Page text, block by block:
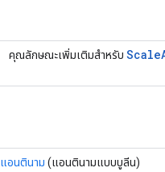
คุณลักษณะเพิ่มเติมสำหรับ Scale
แอนตินาม (แอนตินามแบบบูลีน)